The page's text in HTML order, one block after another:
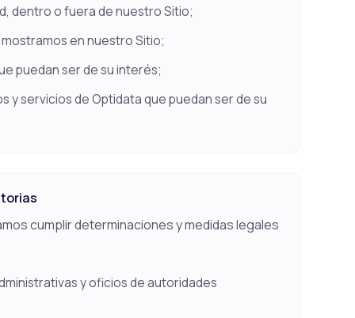
dentro o fuera de nuestro Sitio;
en nuestro Sitio;
puedan ser de su interés;
servicios de Optidata que puedan ser de su
cumplir determinaciones y medidas legales
y oficios de autoridades